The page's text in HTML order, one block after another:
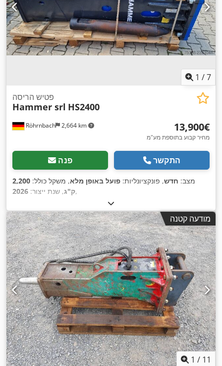
1 /7
Röhrnbach 2,664 km
פטיש הריסה
Hammer srl HS2400
‏13,900 ‏€
מחיר קבוע בתוספת מע"מ
פנה התקשר
מצב: חדש, פונקציונליות: פועל באופן מלא, משקל כולל: 2,200
ק"ג, שנת ייצור: 2026 ,
מודעה קטנה
1 / 11